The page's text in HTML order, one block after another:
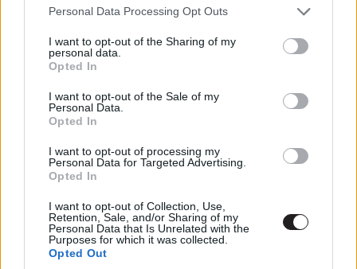
Please note that this website/app uses one or more Google
not limited to your visit or usage behaviour. You may click to
grant or deny consent to Google and its third-party tags to
use your data for below specified purposes in below Google
consent section.
Personal Data Processing Opt Outs
I want to opt-out of the Sharing of my
personal data.
Opted In
I want to opt-out of the Sale of my
Personal Data.
Opted In
I want to opt-out of processing my
Personal Data for Targeted Advertising.
Opted In
I want to opt-out of Collection, Use,
Retention, Sale, and/or Sharing of my
Personal Data that Is Unrelated with the
Purposes for which it was collected.
Opted Out
Mandalorian második évadának fináléját követően, ezen
jelenete belebegtetett egy Boba Fettre koncentráló
projektet. Mivel a The Mandalorian alapvetően lezárta
eddig megkezdett történetszálait, egyesekben az is
felmerült, hogy aThe Book of Boba Fett
talán nem is
önálló produkció lehet, hanem a korábban is fejezetekre
osztott sorozat következő évada. A The Mandalorian
felett bábáskodó Jon Favreau hamar eloszlatta a
Az író-rendező a Good Morning America műsorában